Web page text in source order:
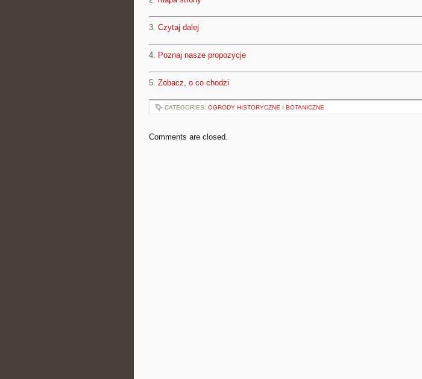
3. Czytaj dalej
4. Poznaj nasze propozycje
5. Zobacz, o co chodzi
CATEGORIES: OGRODY HISTORYCZNE I BOTANICZNE
Comments are closed.